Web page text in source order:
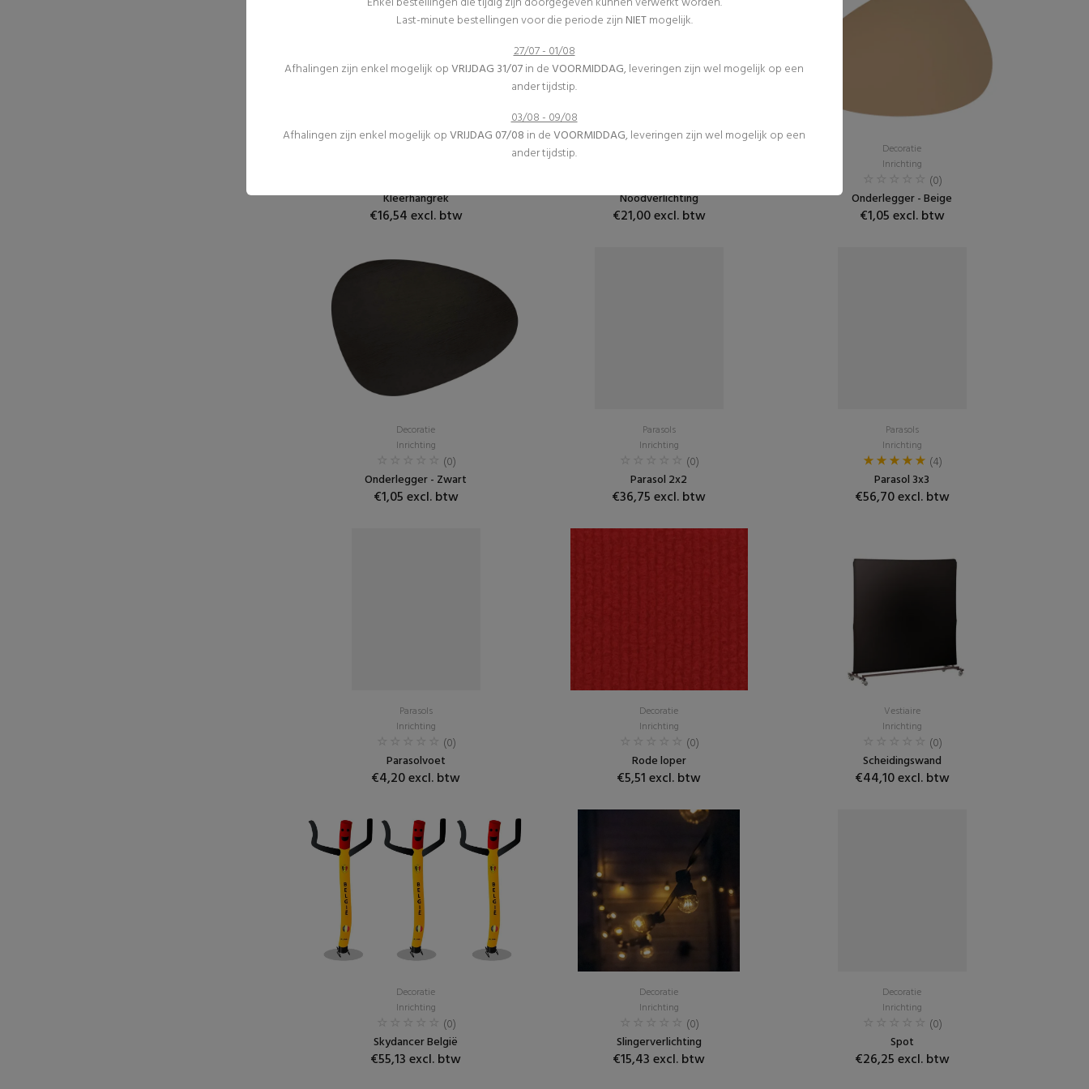
Kleerhangrek
€16,54 excl. btw
Noodverlichting
€21,00 excl. btw
Decoratie
Inrichting
(0)
Onderlegger - Beige
€1,05 excl. btw
Decoratie
Inrichting
(0)
Onderlegger - Zwart
€1,05 excl. btw
Parasols
Inrichting
(0)
Parasol 2x2
€36,75 excl. btw
Parasols
Inrichting
(4)
Parasol 3x3
€56,70 excl. btw
Parasols
Inrichting
(0)
Parasolvoet
€4,20 excl. btw
Decoratie
Inrichting
(0)
Rode loper
€5,51 excl. btw
Vestiaire
Inrichting
(0)
Scheidingswand
€44,10 excl. btw
Decoratie
Inrichting
(0)
Skydancer België
€55,13 excl. btw
Decoratie
Inrichting
(0)
Slingerverlichting
€15,43 excl. btw
Decoratie
Inrichting
(0)
Spot
€26,25 excl. btw
Last-minute bestellingen voor die periode zijn NIETmogelijk.
27/07 - 01/08
Afhalingen zijn enkel mogelijk opVRIJDAG 31/07in deVOORMIDDAG, leveringen zijn wel mogelijk op een
ander tijdstip.
03/08 - 09/08
Afhalingen zijn enkel mogelijk opVRIJDAG 07/08 in deVOORMIDDAG, leveringen zijn wel mogelijk op een
ander tijdstip.